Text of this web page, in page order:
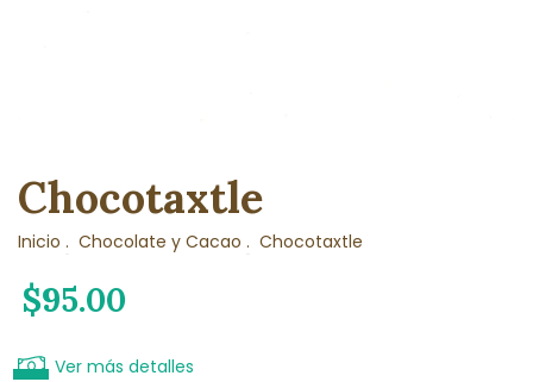
Chocotaxtle
Inicio . Chocolate y Cacao . Chocotaxtle
$95.00
Ver más detalles